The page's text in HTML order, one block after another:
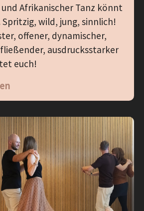
Afrikanischer Tanz könnt
wild, jung, sinnlich!
offener, dynamischer,
ausdrucksstarker
euch!